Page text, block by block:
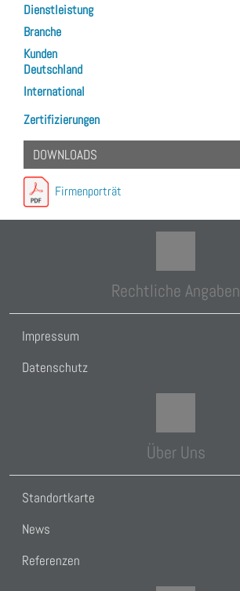
Dienstleistung
Branche
Kunden
Deutschland
International
Zertifizierungen
DOWNLOADS
Firmenporträt
Rechtliche Angaben
Impressum
Datenschutz
Über Uns
Standortkarte
News
Referenzen